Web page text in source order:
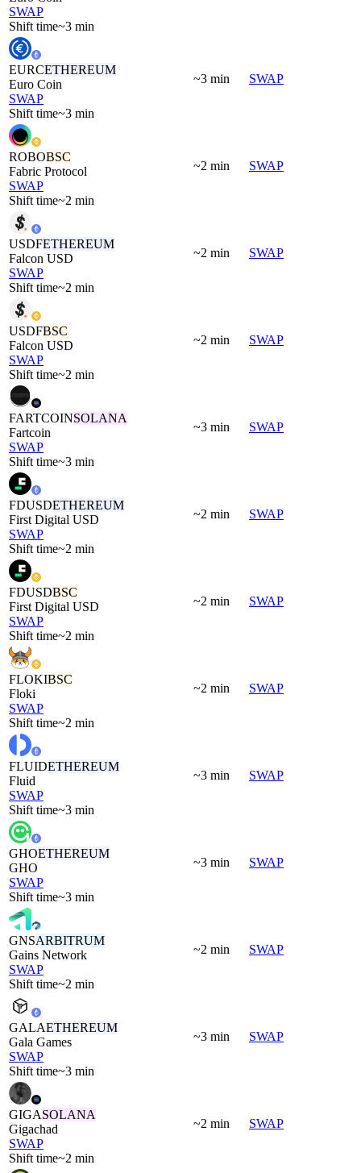
SWAP
Shift time~3 min
EURCETHEREUM
Euro Coin
SWAP
Shift time~3 min
~3 min SWAP
ROBOBSC
Fabric Protocol
SWAP
Shift time~2 min
~2 min SWAP
USDFETHEREUM
Falcon USD
SWAP
Shift time~2 min
~2 min SWAP
USDFBSC
Falcon USD
SWAP
Shift time~2 min
~2 min SWAP
FARTCOINSOLANA
Fartcoin
SWAP
Shift time~3 min
~3 min SWAP
FDUSDETHEREUM
First Digital USD
SWAP
Shift time~2 min
~2 min SWAP
FDUSDBSC
First Digital USD
SWAP
Shift time~2 min
~2 min SWAP
FLOKIBSC
Floki
SWAP
Shift time~2 min
~2 min SWAP
FLUIDETHEREUM
Fluid
SWAP
Shift time~3 min
~3 min SWAP
GHOETHEREUM
GHO
SWAP
Shift time~3 min
~3 min SWAP
GNSARBITRUM
Gains Network
SWAP
Shift time~2 min
~2 min SWAP
GALAETHEREUM
Gala Games
SWAP
Shift time~3 min
~3 min SWAP
GIGASOLANA
Gigachad
SWAP
Shift time~2 min
~2 min SWAP